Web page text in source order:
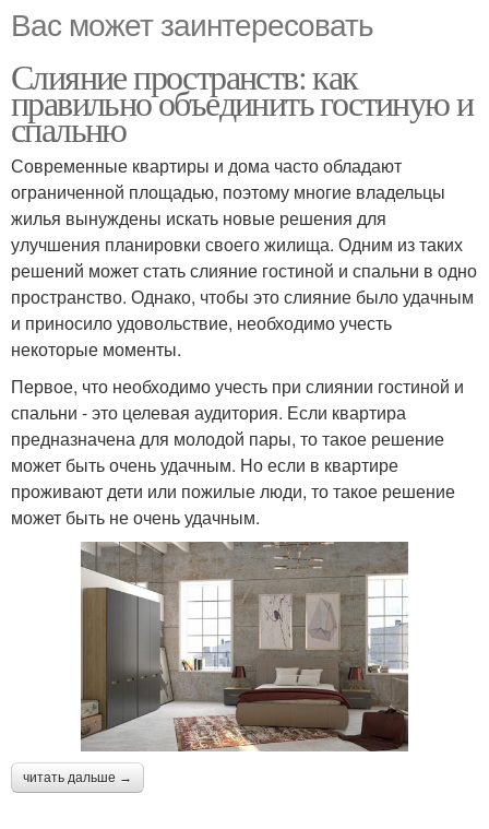
Вас может заинтересовать
Слияние пространств: как
правильно объединить гостиную и
спальню
Современные квартиры и дома часто обладают
ограниченной площадью, поэтому многие владельцы
жилья вынуждены искать новые решения для
улучшения планировки своего жилища. Одним из таких
решений может стать слияние гостиной и спальни в одно
пространство. Однако, чтобы это слияние было удачным
и приносило удовольствие, необходимо учесть
некоторые моменты.
Первое, что необходимо учесть при слиянии гостиной и
спальни - это целевая аудитория. Если квартира
предназначена для молодой пары, то такое решение
может быть очень удачным. Но если в квартире
проживают дети или пожилые люди, то такое решение
может быть не очень удачным.
читать дальше →